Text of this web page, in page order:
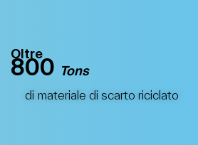
Oltre
800 Tons
di materiale di scarto riciclato